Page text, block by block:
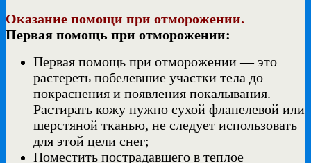
Оказание помощи при отморожении.
Первая помощь при отморожении:
Первая помощь при отморожении — это
растереть побелевшие участки тела до
покраснения и появления покалывания.
Растирать кожу нужно сухой фланелевой или
шерстяной тканью, не следует использовать
для этой цели снег;
Поместить пострадавшего в теплое